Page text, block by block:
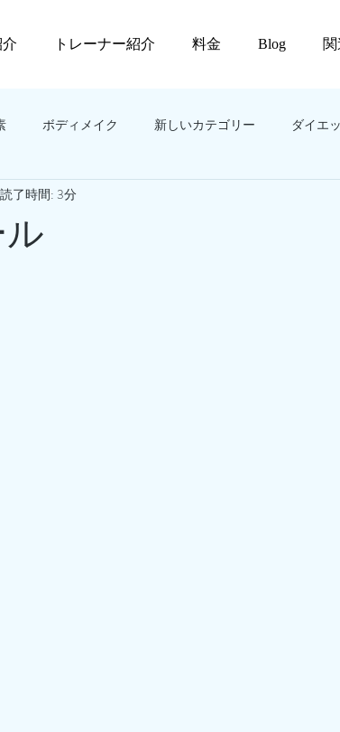
トレーナー紹介 料金 Blog
ボディメイク 新しいカテゴリー ダイエ
読了時間: 3分